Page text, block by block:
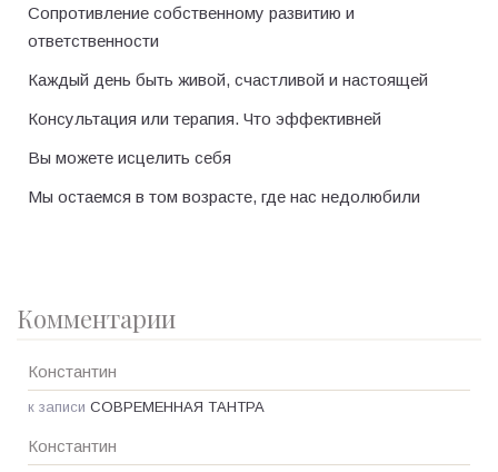
Сопротивление собственному развитию и
ответственности
Каждый день быть живой, счастливой и настоящей
Консультация или терапия. Что эффективней
Вы можете исцелить себя
Мы остаемся в том возрасте, где нас недолюбили
Комментарии
Константин
к записи СОВРЕМЕННАЯ ТАНТРА
Константин